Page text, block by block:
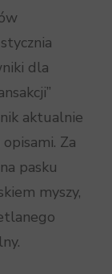
dla
aktualnie
Za
pasku
myszy,